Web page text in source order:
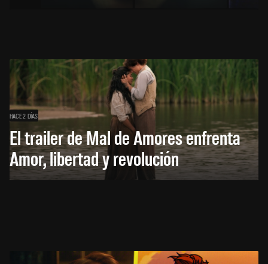
HACE 2 DÍAS
El trailer de Mal de Amores enfrenta
Amor, libertad y revolución